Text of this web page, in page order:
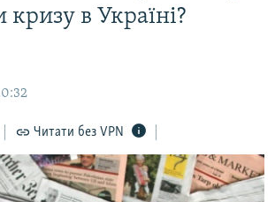
кризу в Україні?
Читати без VPN